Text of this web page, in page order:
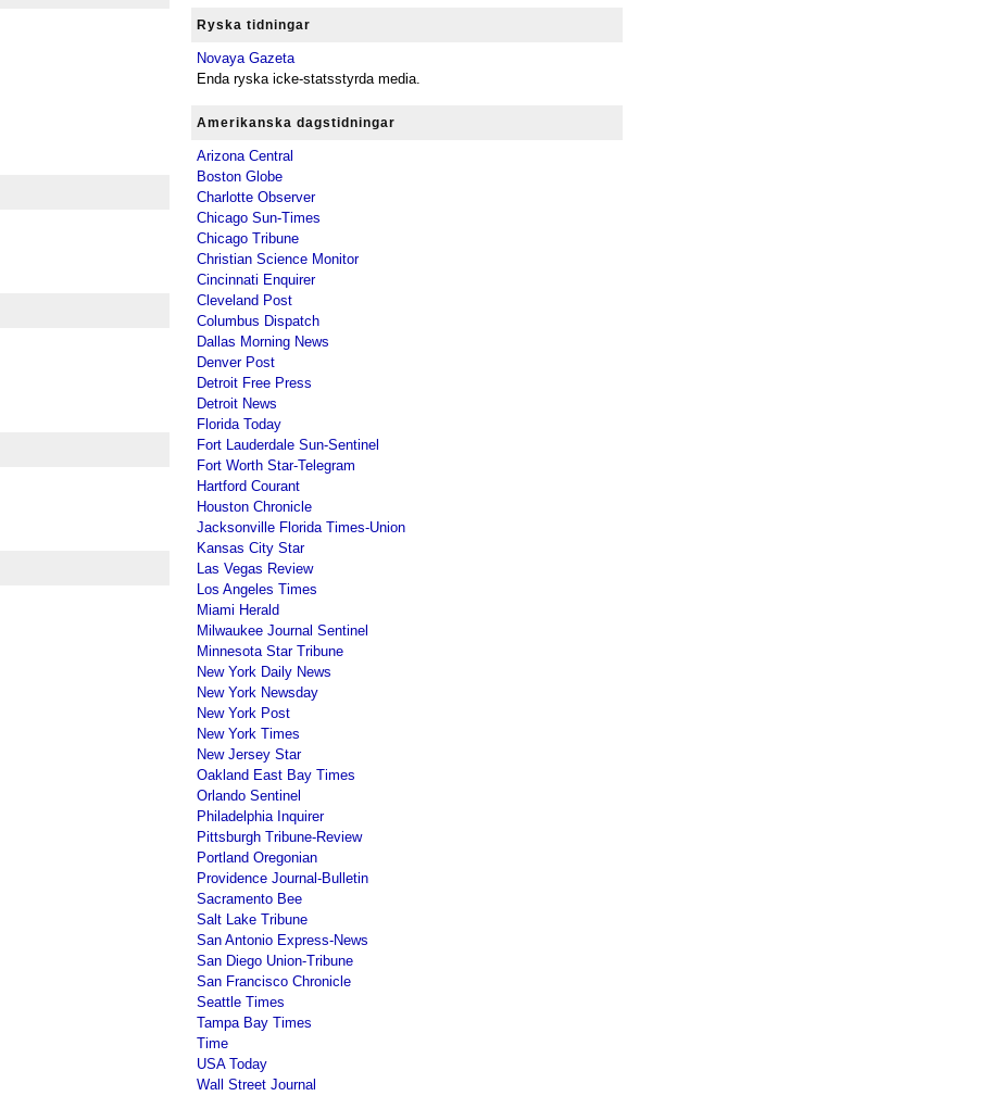
Ryska tidningar
Novaya Gazeta
Enda ryska icke-statsstyrda media.
Amerikanska dagstidningar
Arizona Central
Boston Globe
Charlotte Observer
Chicago Sun-Times
Chicago Tribune
Christian Science Monitor
Cincinnati Enquirer
Cleveland Post
Columbus Dispatch
Dallas Morning News
Denver Post
Detroit Free Press
Detroit News
Florida Today
Fort Lauderdale Sun-Sentinel
Fort Worth Star-Telegram
Hartford Courant
Houston Chronicle
Jacksonville Florida Times-Union
Kansas City Star
Las Vegas Review
Los Angeles Times
Miami Herald
Milwaukee Journal Sentinel
Minnesota Star Tribune
New York Daily News
New York Newsday
New York Post
New York Times
New Jersey Star
Oakland East Bay Times
Orlando Sentinel
Philadelphia Inquirer
Pittsburgh Tribune-Review
Portland Oregonian
Providence Journal-Bulletin
Sacramento Bee
Salt Lake Tribune
San Antonio Express-News
San Diego Union-Tribune
San Francisco Chronicle
Seattle Times
Tampa Bay Times
Time
USA Today
Wall Street Journal